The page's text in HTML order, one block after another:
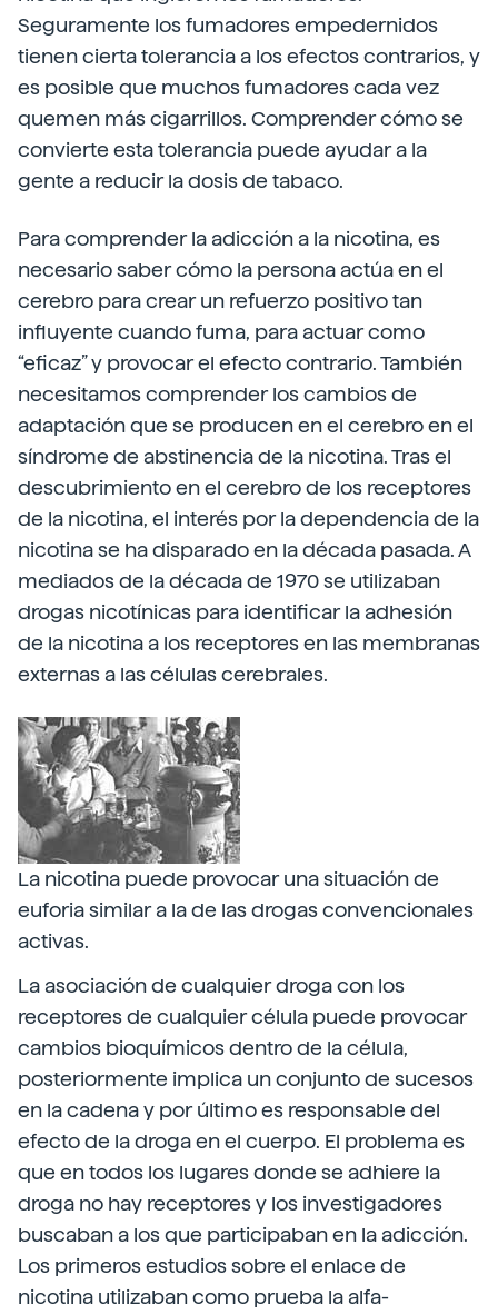
Seguramente los fumadores empedernidos
tienen cierta tolerancia a los efectos contrarios, y
es posible que muchos fumadores cada vez
quemen más cigarrillos. Comprender cómo se
convierte esta tolerancia puede ayudar a la
gente a reducir la dosis de tabaco.
Para comprender la adicción a la nicotina, es
necesario saber cómo la persona actúa en el
cerebro para crear un refuerzo positivo tan
influyente cuando fuma, para actuar como
“eficaz” y provocar el efecto contrario. También
necesitamos comprender los cambios de
adaptación que se producen en el cerebro en el
síndrome de abstinencia de la nicotina. Tras el
descubrimiento en el cerebro de los receptores
de la nicotina, el interés por la dependencia de la
nicotina se ha disparado en la década pasada. A
mediados de la década de 1970 se utilizaban
drogas nicotínicas para identificar la adhesión
de la nicotina a los receptores en las membranas
externas a las células cerebrales.
La nicotina puede provocar una situación de
euforia similar a la de las drogas convencionales
activas.
La asociación de cualquier droga con los
receptores de cualquier célula puede provocar
cambios bioquímicos dentro de la célula,
posteriormente implica un conjunto de sucesos
en la cadena y por último es responsable del
efecto de la droga en el cuerpo. El problema es
que en todos los lugares donde se adhiere la
droga no hay receptores y los investigadores
buscaban a los que participaban en la adicción.
Los primeros estudios sobre el enlace de
nicotina utilizaban como prueba la alfa-